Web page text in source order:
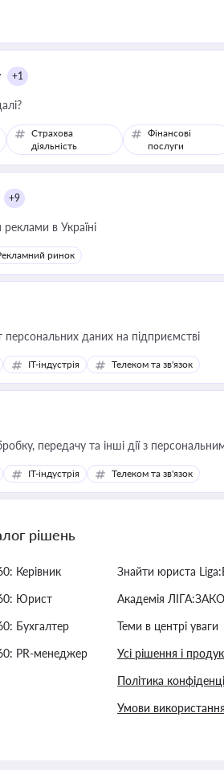
+1
Страхова
діяльність
Фінансові
послуги
+9
в Україні
ринок
персональних даних на підприємстві
IT-індустрія Телеком та зв'язок
передачу та інші дії з
IT-індустрія Телеком та зв'язок
рішень
Керівник
Юрист
Бухгалтер
PR-менеджер
Знайти юриста
Академія
Теми в центрі уваги
Усі рішення і
Політика
Умови